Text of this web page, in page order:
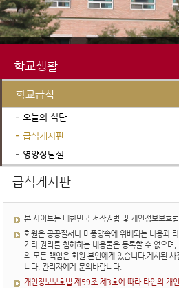
학교생활
신입생 안내
학교급식
오늘의 식단
급식게시판
영양상담실
행정서비스
학교운영위원회
급식게시판
본 사이트는 대한민국 저작권법 및 개인정보보호
회원은 공공질서나 미풍양속에 위배되는 내용과
기타 권리를 침해하는 내용물은 등록할 수 없으며
의 모든 책임은 회원 본인에게 있습니다.게시된
니다. 관리자에게 문의바랍니다.
개인정보보호법 제59조 제3호에 따라 타인의 개